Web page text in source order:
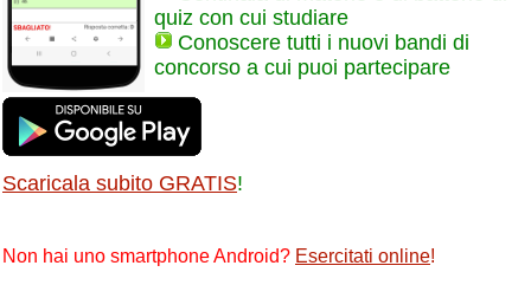
quiz con cui studiare
Conoscere tutti i nuovi bandi di
concorso a cui puoi partecipare
Scaricala subito GRATIS!
Non hai uno smartphone Android? Esercitati online!